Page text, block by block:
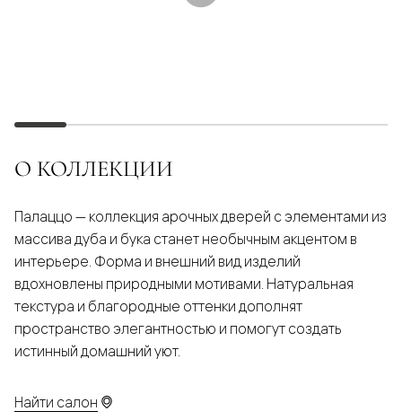
О КОЛЛЕКЦИИ
Палаццо — коллекция арочных дверей с элементами из
массива дуба и бука станет необычным акцентом в
интерьере. Форма и внешний вид изделий
вдохновлены природными мотивами. Натуральная
текстура и благородные оттенки дополнят
пространство элегантностью и помогут создать
истинный домашний уют.
Найти салон